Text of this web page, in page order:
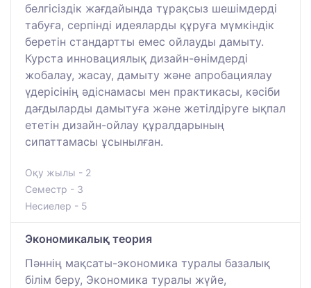
белгісіздік жағдайында тұрақсыз шешімдерді
табуға, серпінді идеяларды құруға мүмкіндік
беретін стандартты емес ойлауды дамыту.
Курста инновациялық дизайн-өнімдерді
жобалау, жасау, дамыту және апробациялау
үдерісінің әдіснамасы мен практикасы, кәсіби
дағдыларды дамытуға және жетілдіруге ықпал
ететін дизайн-ойлау құралдарының
сипаттамасы ұсынылған.
Оқу жылы - 2
Семестр - 3
Несиелер - 5
Экономикалық теория
Пәннің мақсаты-экономика туралы базалық
білім беру, Экономика туралы жүйе,